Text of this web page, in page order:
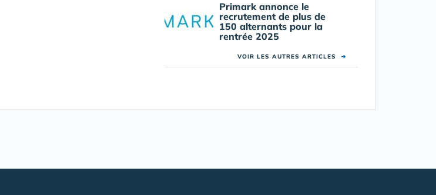
Primark annonce le
recrutement de plus de
150 alternants pour la
rentrée 2025
VOIR LES AUTRES ARTICLES ➜